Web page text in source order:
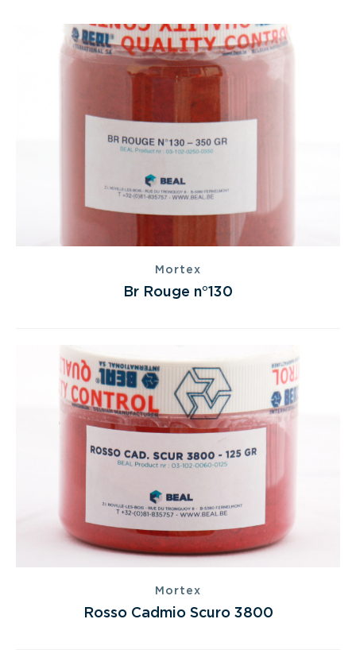
Mortex
Br Rouge n°130
Mortex
Rosso Cadmio Scuro 3800